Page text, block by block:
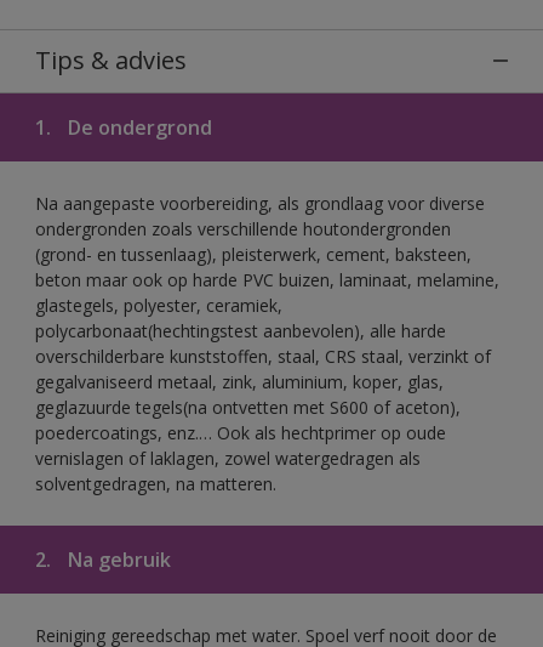
Tips & advies
1. De ondergrond
Na aangepaste voorbereiding, als grondlaag voor diverse
ondergronden zoals verschillende houtondergronden
(grond- en tussenlaag), pleisterwerk, cement, baksteen,
beton maar ook op harde PVC buizen, laminaat, melamine,
glastegels, polyester, ceramiek,
polycarbonaat(hechtingstest aanbevolen), alle harde
overschilderbare kunststoffen, staal, CRS staal, verzinkt of
gegalvaniseerd metaal, zink, aluminium, koper, glas,
geglazuurde tegels(na ontvetten met S600 of aceton),
poedercoatings, enz.… Ook als hechtprimer op oude
vernislagen of laklagen, zowel watergedragen als
solventgedragen, na matteren.
2. Na gebruik
Reiniging gereedschap met water. Spoel verf nooit door de